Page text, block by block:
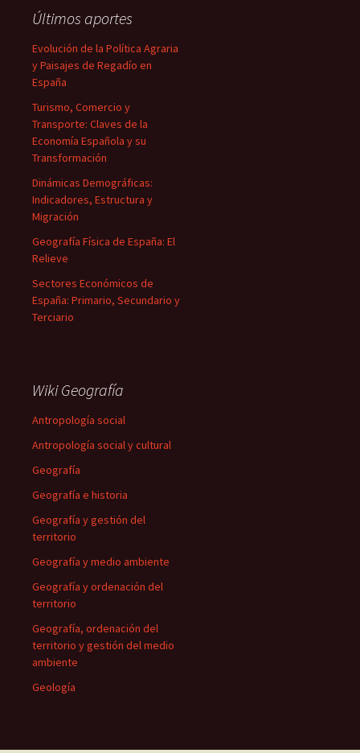
Últimos aportes
Evolución de la Política Agraria
y Paisajes de Regadío en
España
Turismo, Comercio y
Transporte: Claves de la
Economía Española y su
Transformación
Dinámicas Demográficas:
Indicadores, Estructura y
Migración
Geografía Física de España: El
Relieve
Sectores Económicos de
España: Primario, Secundario y
Terciario
Wiki Geografía
Antropología social
Antropología social y cultural
Geografía
Geografía e historia
Geografía y gestión del
territorio
Geografía y medio ambiente
Geografía y ordenación del
territorio
Geografía, ordenación del
territorio y gestión del medio
ambiente
Geología